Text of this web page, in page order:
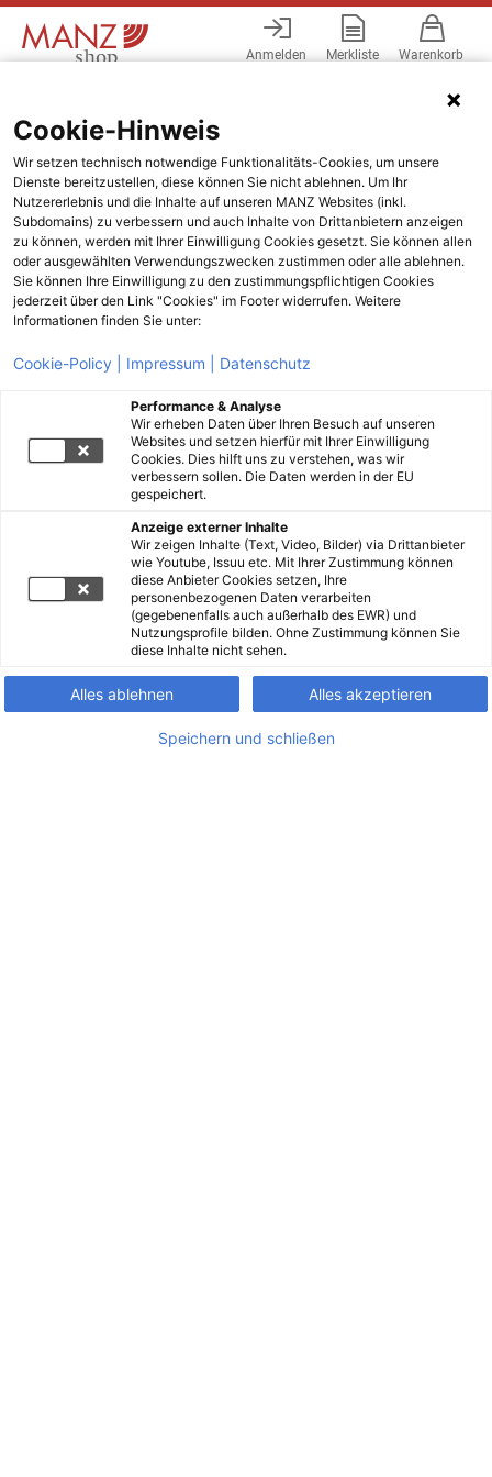
Anmelden Merkliste Warenkorb
Cookie-Hinweis
Wir setzen technisch notwendige Funktionalitäts-Cookies, um unsere
Dienste bereitzustellen, diese können Sie nicht ablehnen. Um Ihr
Nutzererlebnis und die Inhalte auf unseren MANZ Websites (inkl.
Subdomains) zu verbessern und auch Inhalte von Drittanbietern anzeigen
zu können, werden mit Ihrer Einwilligung Cookies gesetzt. Sie können allen
oder ausgewählten Verwendungszwecken zustimmen oder alle ablehnen.
Sie können Ihre Einwilligung zu den zustimmungspflichtigen Cookies
jederzeit über den Link "Cookies" im Footer widerrufen. Weitere
Informationen finden Sie unter:
Cookie-Policy | Impressum | Datenschutz
Performance & Analyse
Wir erheben Daten über Ihren Besuch auf unseren
Websites und setzen hierfür mit Ihrer Einwilligung
Cookies. Dies hilft uns zu verstehen, was wir
verbessern sollen. Die Daten werden in der EU
gespeichert.
Anzeige externer Inhalte
Wir zeigen Inhalte (Text, Video, Bilder) via Drittanbieter
wie Youtube, Issuu etc. Mit Ihrer Zustimmung können
diese Anbieter Cookies setzen, Ihre
personenbezogenen Daten verarbeiten
(gegebenenfalls auch außerhalb des EWR) und
Nutzungsprofile bilden. Ohne Zustimmung können Sie
diese Inhalte nicht sehen.
Alles ablehnen Alles akzeptieren
Speichern und schließen